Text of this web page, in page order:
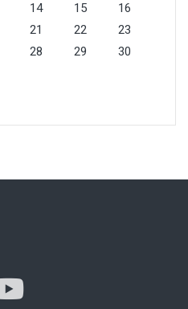
14 15
16
21 22
23
28 29
30